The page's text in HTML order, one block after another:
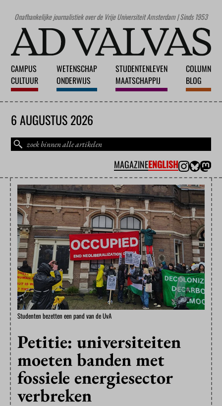
Onafhankelijke journalistiek over de Vrije Universiteit Amsterdam | Sinds 1953
CAMPUS
CULTUUR
WETENSCHAP
ONDERWIJS
STUDENTENLEVEN
MAATSCHAPPIJ
COLUMN
BLOG
6 AUGUSTUS 2026
MAGAZINEENGLISH
Studenten bezetten een pand van de UvA
Petitie: universiteiten
moeten banden met
fossiele energiesector
verbreken